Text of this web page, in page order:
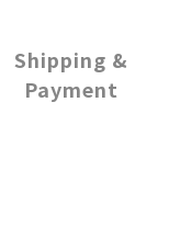
Shipping &
Payment